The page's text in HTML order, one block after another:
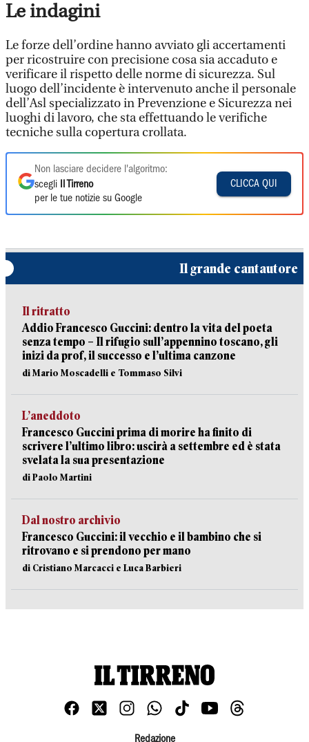
Le indagini
Le forze dell’ordine hanno avviato gli accertamenti
per ricostruire con precisione cosa sia accaduto e
verificare il rispetto delle norme di sicurezza. Sul
luogo dell’incidente è intervenuto anche il personale
dell’Asl specializzato in Prevenzione e Sicurezza nei
luoghi di lavoro, che sta effettuando le verifiche
tecniche sulla copertura crollata.
Non lasciare decidere l'algoritmo:
scegli
Il Tirreno
per le tue notizie su Google
CLICCA QUI
Il grande cantautore
Il ritratto
Addio Francesco Guccini: dentro la vita del poeta
senza tempo – Il rifugio sull’appennino toscano, gli
inizi da prof, il successo e l’ultima canzone
di Mario Moscadelli e Tommaso Silvi
L’aneddoto
Francesco Guccini prima di morire ha finito di
scrivere l’ultimo libro: uscirà a settembre ed è stata
svelata la sua presentazione
di Paolo Martini
Dal nostro archivio
Francesco Guccini: il vecchio e il bambino che si
ritrovano e si prendono per mano
di Cristiano Marcacci e Luca Barbieri
Redazione